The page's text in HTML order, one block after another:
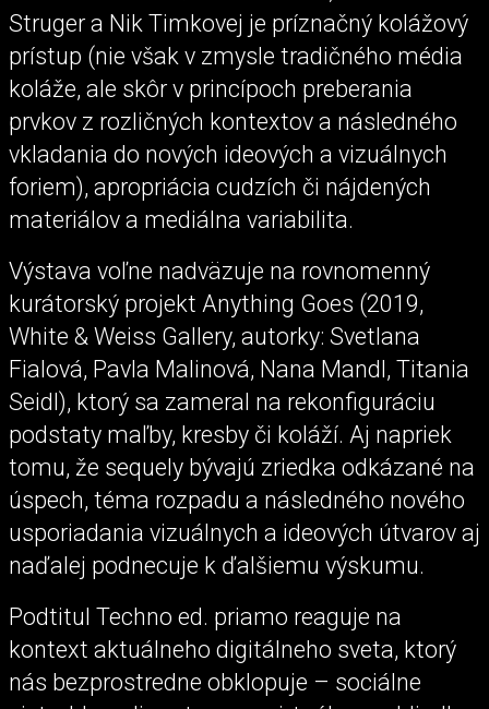
Struger a Nik Timkovej je príznačný kolážový
prístup (nie však v zmysle tradičného média
koláže, ale skôr v princípoch preberania
prvkov z rozličných kontextov a následného
vkladania do nových ideových a vizuálnych
foriem), apropriácia cudzích či nájdených
materiálov a mediálna variabilita.
Výstava voľne nadväzuje na rovnomenný
kurátorský projekt Anything Goes (2019,
White & Weiss Gallery, autorky: Svetlana
Fialová, Pavla Malinová, Nana Mandl, Titania
Seidl), ktorý sa zameral na rekonfiguráciu
podstaty maľby, kresby či koláží. Aj napriek
tomu, že sequely bývajú zriedka odkázané na
úspech, téma rozpadu a následného nového
usporiadania vizuálnych a ideových útvarov aj
naďalej podnecuje k ďalšiemu výskumu.
Podtitul Techno ed. priamo reaguje na
kontext aktuálneho digitálneho sveta, ktorý
nás bezprostredne obklopuje – sociálne